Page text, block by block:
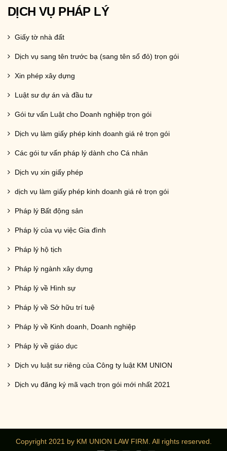
DỊCH VỤ PHÁP LÝ
Giấy tờ nhà đất
Dịch vụ sang tên trước bạ (sang tên sổ đỏ) trọn gói
Xin phép xây dựng
Luật sư dự án và đầu tư
Gói tư vấn Luật cho Doanh nghiệp trọn gói
Dịch vụ làm giấy phép kinh doanh giá rẻ trọn gói
Các gói tư vấn pháp lý dành cho Cá nhân
Dịch vụ xin giấy phép
dịch vụ làm giấy phép kinh doanh giá rẻ trọn gói
Pháp lý Bất động sản
Pháp lý của vụ việc Gia đình
Pháp lý hộ tịch
Pháp lý ngành xây dựng
Pháp lý về Hình sự
Pháp lý về Sở hữu trí tuệ
Pháp lý về Kinh doanh, Doanh nghiệp
Pháp lý về giáo dục
Dịch vụ luật sư riêng của Công ty luật KM UNION
Dịch vụ đăng ký mã vạch trọn gói mới nhất 2021
Copyright 2021 by KM UNION LAW FIRM. All rights reserved.